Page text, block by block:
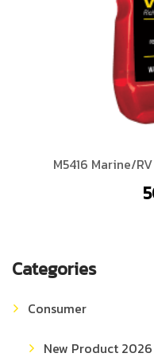
M5416 Marine/
Categories
Consumer
New Product